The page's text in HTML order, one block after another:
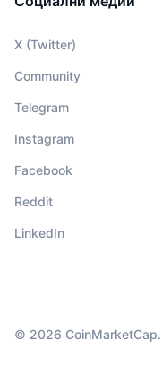
X (Twitter)
Community
Telegram
Instagram
Facebook
Reddit
LinkedIn
© 2026 CoinMarketCap.